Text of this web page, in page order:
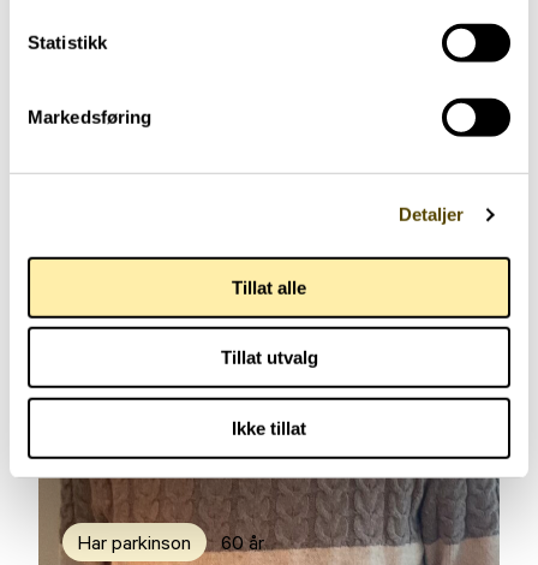
Statistikk
Markedsføring
Detaljer
Tillat alle
Tillat utvalg
Ikke tillat
Har parkinson 60 år